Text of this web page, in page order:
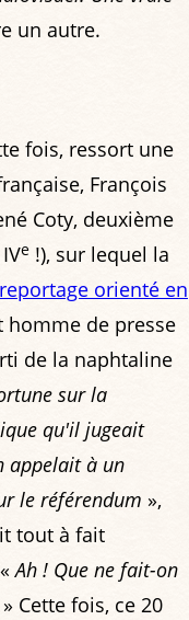
un autre.
fois, ressort une
François
Coty, deuxième
e !), sur lequel la
reportage orienté en
homme de presse
de la naphtaline
sur la
qu'il jugeait
appelait à un
le référendum »,
tout à fait
Ah ! Que ne fait-on
» Cette fois, ce 20